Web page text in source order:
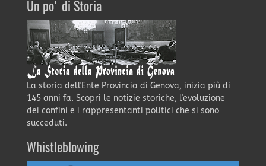
Un po' di Storia
La storia dell'Ente Provincia di Genova, inizia più di
145 anni fa. Scopri le notizie storiche, l'evoluzione
dei confini e i rappresentanti politici che si sono
succeduti.
Whistleblowing